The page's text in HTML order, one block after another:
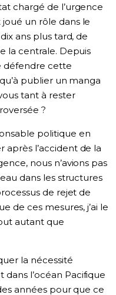
chargé de l’urgence
un rôle dans le
ans plus tard, de
la centrale. Depuis
défendre cette
publier un manga
tant à rester
?
politique en
l’accident de la
nous n’avions pas
dans les structures
de rejet de
de ces mesures, j’ai le
autant que
la nécessité
l’océan Pacifique
années pour que ce